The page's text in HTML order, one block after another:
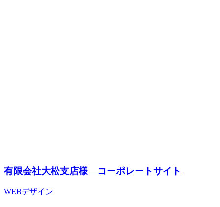
有限会社大松支店様 コーポレートサイト
WEBデザイン